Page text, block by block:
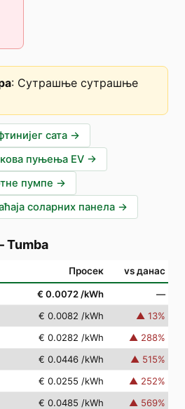
: Сутрашње сутрашње
сата →
пуњења EV →
пумпе →
соларних панела →
Tumba
Просек vs данас
€ 0.0072 /kWh
—
€ 0.0082 /kWh ▲ 13%
€ 0.0282 /kWh ▲ 288%
€ 0.0446 /kWh ▲ 515%
€ 0.0255 /kWh ▲ 252%
€ 0.0485 /kWh ▲ 569%